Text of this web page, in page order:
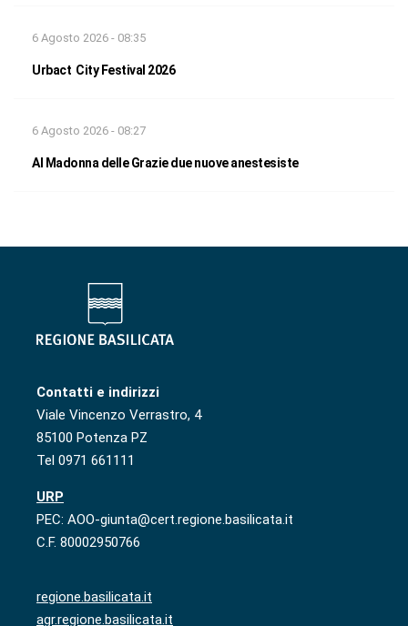
6 Agosto 2026 - 08:35
Urbact City Festival 2026
6 Agosto 2026 - 08:27
Al Madonna delle Grazie due nuove anestesiste
Contatti e indirizzi
Viale Vincenzo Verrastro, 4
85100 Potenza PZ
Tel 0971 661111
URP
PEC: AOO-giunta@cert.regione.basilicata.it
C.F. 80002950766
regione.basilicata.it
agr.regione.basilicata.it